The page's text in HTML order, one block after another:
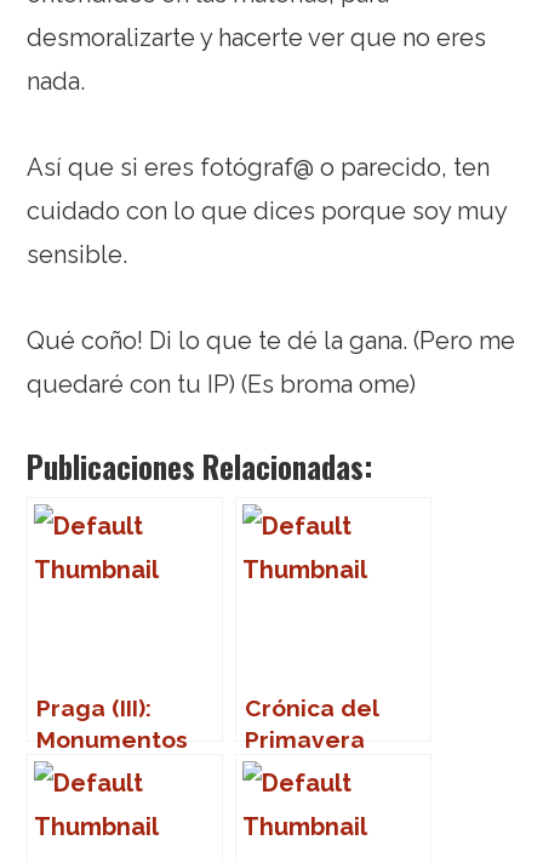
desmoralizarte y hacerte ver que no eres
nada.
Así que si eres fotógraf@ o parecido, ten
cuidado con lo que dices porque soy muy
sensible.
Qué coño! Di lo que te dé la gana. (Pero me
quedaré con tu IP) (Es broma ome)
Publicaciones Relacionadas:
Praga (III):
Monumentos
Crónica del
Primavera
Sound 2007